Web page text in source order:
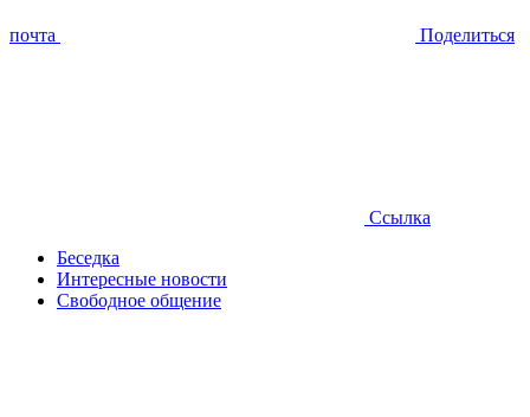
почта Поделиться
Ссылка
Беседка
Интересные новости
Свободное общение